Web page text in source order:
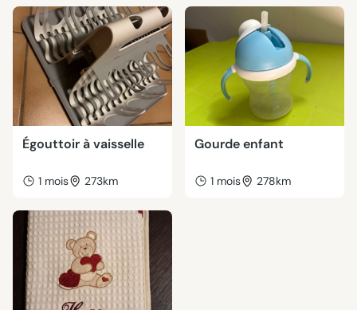
Égouttoir à vaisselle
1 mois 273km
Gourde enfant
1 mois 278km